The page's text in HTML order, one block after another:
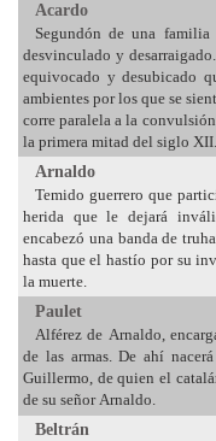
Acardo
Segundón de una
desvinculado y
equivocado y desubicado
ambientes por los que se
corre paralela a la
la primera mitad del siglo XII.
Arnaldo
Temido guerrero que
herida que le dejará
encabezó una banda de
hasta que el hastío por su
la muerte.
Paulet
Alférez de Arnaldo,
de las armas. De ahí
Guillermo, de quien el
de su señor Arnaldo.
Beltrán